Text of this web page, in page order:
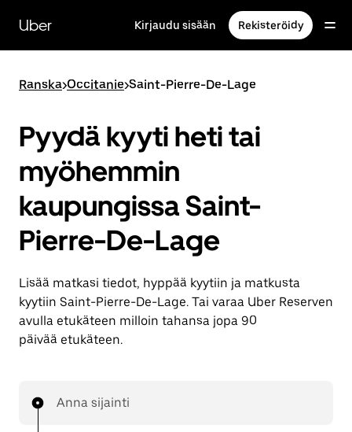
siirry
pääsisältöön
Uber Kirjaudu sisään Rekisteröidy
Ranska>Occitanie>Saint-Pierre-De-Lage
Pyydä kyyti heti tai
myöhemmin
kaupungissa Saint-
Pierre-De-Lage
Lisää matkasi tiedot, hyppää kyytiin ja matkusta
kyytiin Saint-Pierre-De-Lage. Tai varaa Uber Reserven
avulla etukäteen milloin tahansa jopa 90
päivää etukäteen.
Anna sijainti